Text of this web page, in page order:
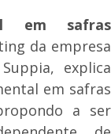
em safras
da empresa
explica
em safras
a ser